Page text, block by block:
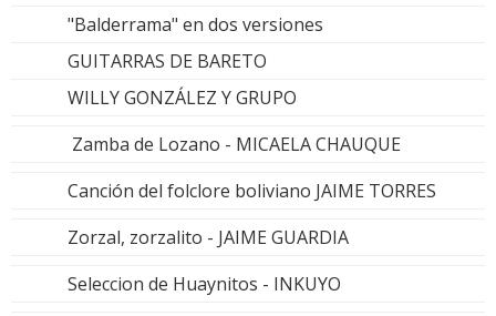
"Balderrama" en dos versiones
GUITARRAS DE BARETO
WILLY GONZÁLEZ Y GRUPO
Zamba de Lozano - MICAELA CHAUQUE
Canción del folclore boliviano JAIME TORRES
Zorzal, zorzalito - JAIME GUARDIA
Seleccion de Huaynitos - INKUYO